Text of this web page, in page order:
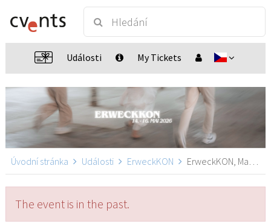
Události My Tickets
Úvodní stránka Události ErweckKON ErweckKON, Marktoberdorf
The event is in the past.